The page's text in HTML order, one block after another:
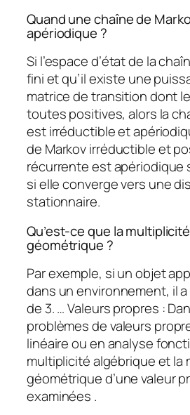
Quand une chaîne de
apériodique ?
Si l’espace d’état de la
fini et qu’il existe une
matrice de transition dont
toutes positives, alors la
est irréductible et
de Markov irréductible et
récurrente est apériodique
si elle converge vers une
stationnaire.
Qu’est-ce que la
géométrique ?
Par exemple, si un objet
dans un environnement, il
de 3. … Valeurs propres :
problèmes de valeurs
linéaire ou en analyse
multiplicité algébrique et la
géométrique d’une valeur
examinées .